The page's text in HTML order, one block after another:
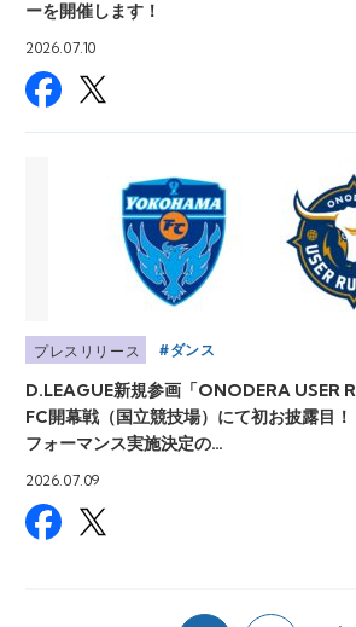
ーを開催します！
2026.07.10
プレスリリース ダンス
D.LEAGUE新規参画「ONODERA USER
FC開幕戦（国立競技場）にて初お披露目
フォーマンス実施決定の…
2026.07.09